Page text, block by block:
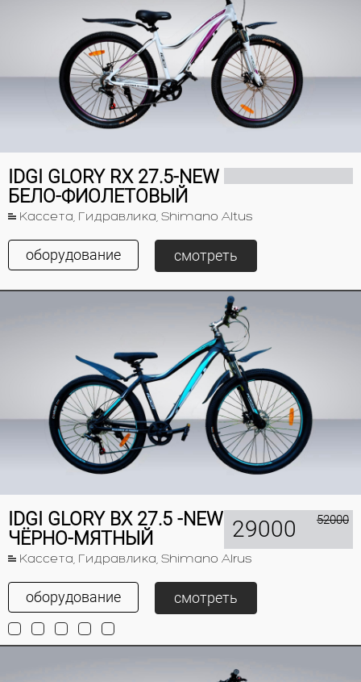
IDGI GLORY RX 27.5-NEW
БЕЛО-ФИОЛЕТОВЫЙ
Кассета, Гидравлика, Shimano Altus
оборудование смотреть
IDGI GLORY BX 27.5 -NEW
ЧЁРНО-МЯТНЫЙ
Кассета, Гидравлика, Shimano Alrus
29000 52000
оборудование смотреть